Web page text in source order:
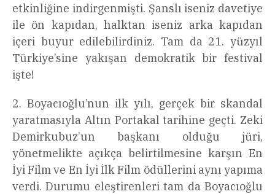
etkinliğine indirgenmişti. Şanslı iseniz davetiye
ile ön kapıdan, halktan iseniz arka kapıdan
içeri buyur edilebilirdiniz. Tam da 21. yüzyıl
Türkiye’sine yakışan demokratik bir festival
işte!
2. Boyacıoğlu’nun ilk yılı, gerçek bir skandal
yaratmasıyla Altın Portakal tarihine geçti. Zeki
Demirkubuz’un başkanı olduğu jüri,
yönetmelikte açıkça belirtilmesine karşın En
İyi Film ve En İyi İlk Film ödüllerini aynı yapıma
verdi. Durumu eleştirenleri tam da Boyacıoğlu